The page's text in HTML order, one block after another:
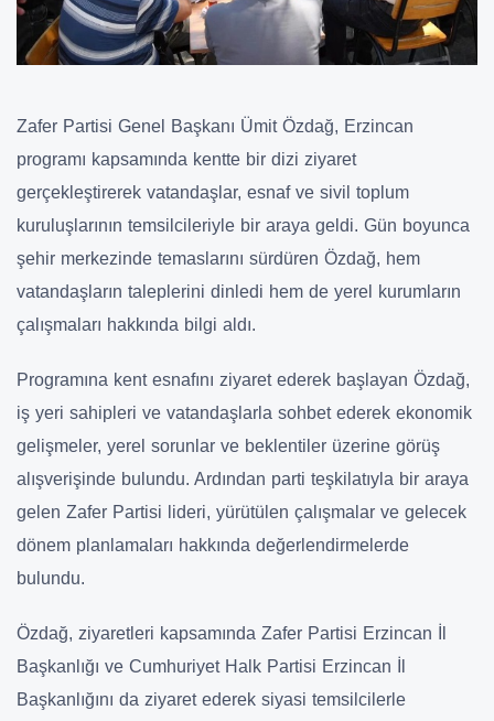
Zafer Partisi Genel Başkanı Ümit Özdağ, Erzincan
programı kapsamında kentte bir dizi ziyaret
gerçekleştirerek vatandaşlar, esnaf ve sivil toplum
kuruluşlarının temsilcileriyle bir araya geldi. Gün boyunca
şehir merkezinde temaslarını sürdüren Özdağ, hem
vatandaşların taleplerini dinledi hem de yerel kurumların
çalışmaları hakkında bilgi aldı.
Programına kent esnafını ziyaret ederek başlayan Özdağ,
iş yeri sahipleri ve vatandaşlarla sohbet ederek ekonomik
gelişmeler, yerel sorunlar ve beklentiler üzerine görüş
alışverişinde bulundu. Ardından parti teşkilatıyla bir araya
gelen Zafer Partisi lideri, yürütülen çalışmalar ve gelecek
dönem planlamaları hakkında değerlendirmelerde
bulundu.
Özdağ, ziyaretleri kapsamında Zafer Partisi Erzincan İl
Başkanlığı ve Cumhuriyet Halk Partisi Erzincan İl
Başkanlığını da ziyaret ederek siyasi temsilcilerle